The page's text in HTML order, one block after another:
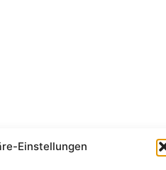
Einstellungen